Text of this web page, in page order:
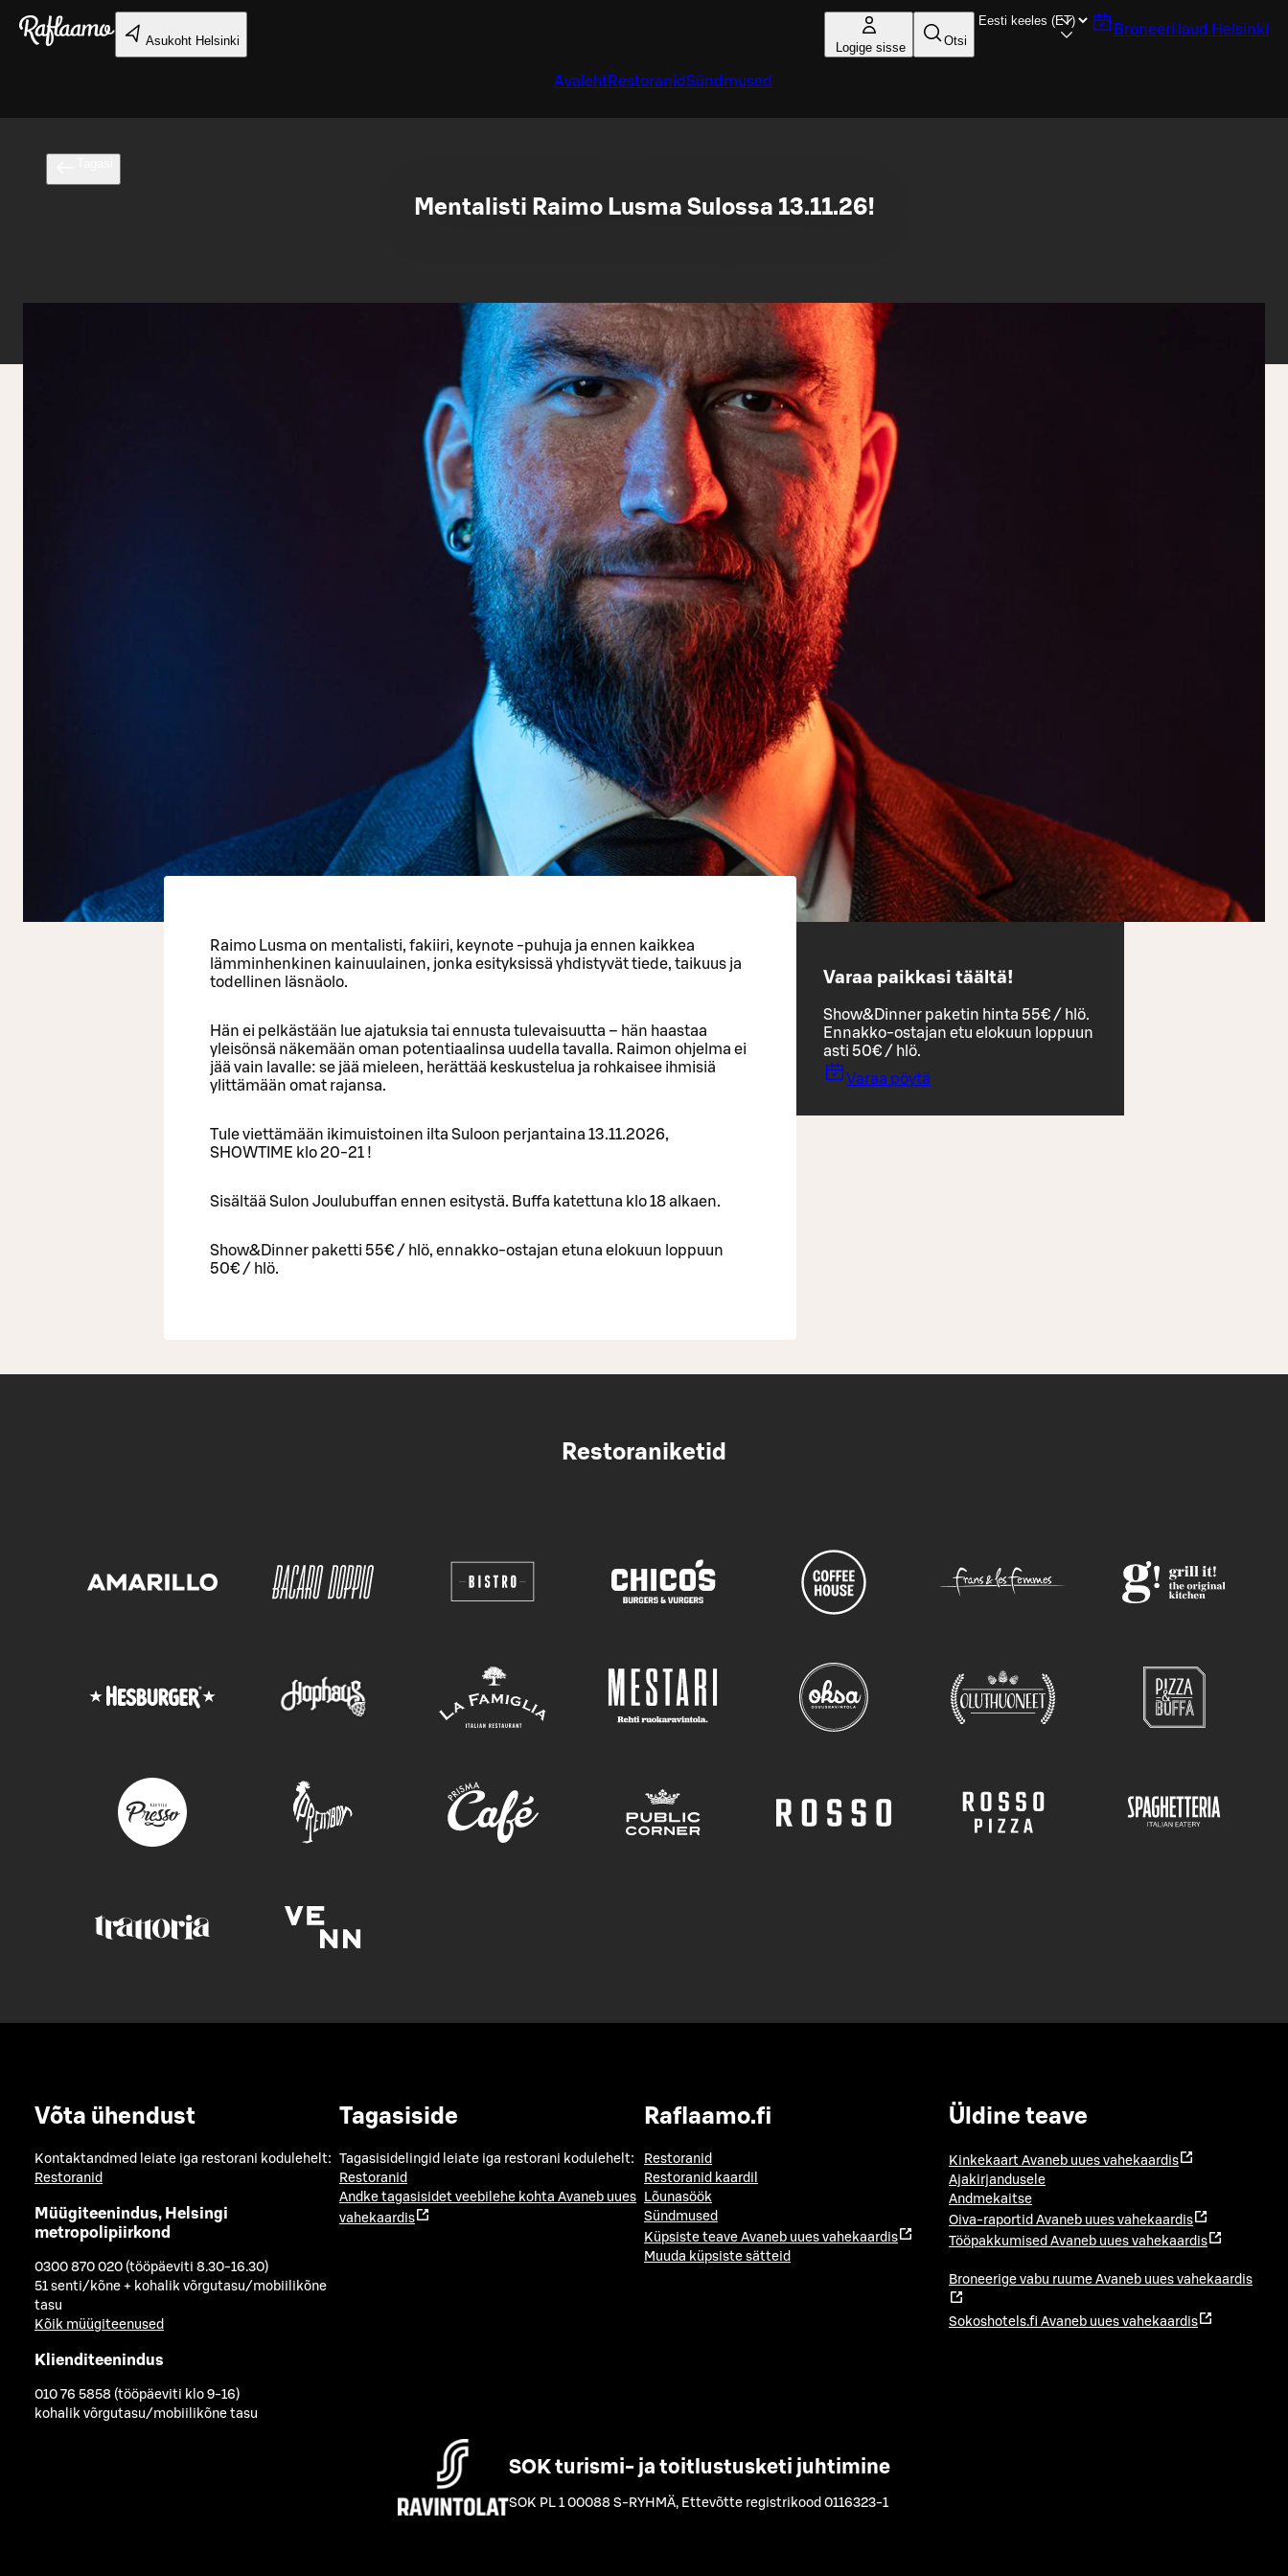
Liigu peamise sisu juurde
Asukoht Helsinki Logige sisse Otsi
Broneeri laud Helsinki
AvalehtRestoranidSündmused
Mentalisti Raimo Lusma Sulossa 13.11.26!
Raimo Lusma on mentalisti, fakiiri, keynote -puhuja ja ennen kaikkea
lämminhenkinen kainuulainen, jonka esityksissä yhdistyvät tiede, taikuus ja
todellinen läsnäolo.
Hän ei pelkästään lue ajatuksia tai ennusta tulevaisuutta – hän haastaa
yleisönsä näkemään oman potentiaalinsa uudella tavalla. Raimon ohjelma ei
jää vain lavalle: se jää mieleen, herättää keskustelua ja rohkaisee ihmisiä
ylittämään omat rajansa.
Tule viettämään ikimuistoinen ilta Suloon perjantaina 13.11.2026,
SHOWTIME klo 20-21 !
Sisältää Sulon Joulubuffan ennen esitystä. Buffa katettuna klo 18 alkaen.
Show&Dinner paketti 55€ / hlö, ennakko-ostajan etuna elokuun loppuun
50€ / hlö.
Varaa paikkasi täältä!
Show&Dinner paketin hinta 55€ / hlö.
Ennakko-ostajan etu elokuun loppuun
asti 50€ / hlö.
Varaa pöytä
Restoraniketid
Võta ühendust
Kontaktandmed leiate iga restorani kodulehelt:
Restoranid
Müügiteenindus, Helsingi
metropolipiirkond
0300 870 020 (tööpäeviti 8.30-16.30)
51 senti/kõne + kohalik võrgutasu/mobiilikõne
tasu
Kõik müügiteenused
Klienditeenindus
010 76 5858 (tööpäeviti klo 9-16)
kohalik võrgutasu/mobiilikõne tasu
Tagasiside
Tagasisidelingid leiate iga restorani kodulehelt:
Restoranid
Andke tagasisidet veebilehe kohta Avaneb uues
vahekaardis
Raflaamo.fi
Restoranid
Restoranid kaardil
Lõunasöök
Sündmused
Küpsiste teave Avaneb uues vahekaardis
Muuda küpsiste sätteid
Üldine teave
Kinkekaart Avaneb uues vahekaardis
Ajakirjandusele
Andmekaitse
Oiva-raportid Avaneb uues vahekaardis
Tööpakkumised Avaneb uues vahekaardis
Broneerige vabu ruume Avaneb uues vahekaardis
Sokoshotels.fi Avaneb uues vahekaardis
SOK turismi- ja toitlustusketi juhtimine
SOK PL 1 00088 S-RYHMÄ, Ettevõtte registrikood 0116323-1